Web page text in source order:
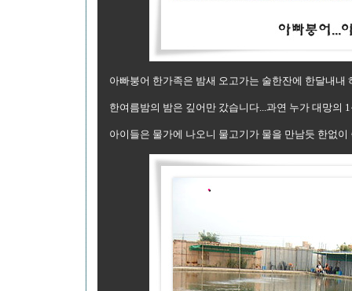
아빠붕어 한가족은 밤새 오고가는 술한잔에 한달내내
한여름밤의 밤은 깊어만 갔습니다...과연 누가 대망의
아이들은 물가에 나오니 물고기가 물을 만남듯 한없